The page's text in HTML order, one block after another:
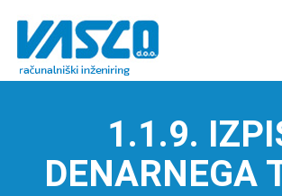
1.1.9.
DENARNEGA